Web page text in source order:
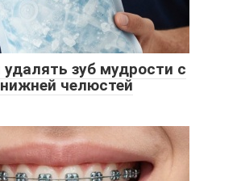
зуб мудрости с
челюстей